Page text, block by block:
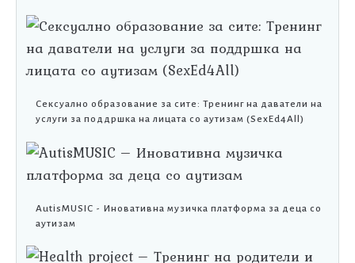
Сексуално образование за сите: Тренинг на даватели на
услуги за поддршка на лицата со аутизам (SexEd4All)
AutisMUSIC - Иновативна музичка платформа за деца со
аутизам